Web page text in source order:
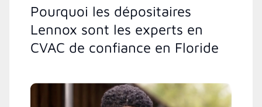
Pourquoi les dépositaires
Lennox sont les experts en
CVAC de confiance en Floride